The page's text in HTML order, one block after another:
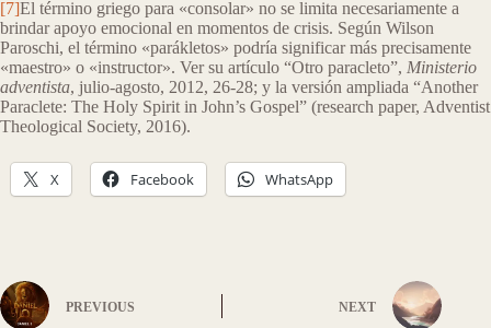
[7]El término griego para «consolar» no se limita necesariamente a
brindar apoyo emocional en momentos de crisis. Según Wilson
Paroschi, el término «parákletos» podría significar más precisamente
«maestro» o «instructor». Ver su artículo “Otro paracleto”, Ministerio
adventista, julio-agosto, 2012, 26-28; y la versión ampliada “Another
Paraclete: The Holy Spirit in John’s Gospel” (research paper, Adventist
Theological Society, 2016).
X Facebook WhatsApp
PREVIOUS NEXT